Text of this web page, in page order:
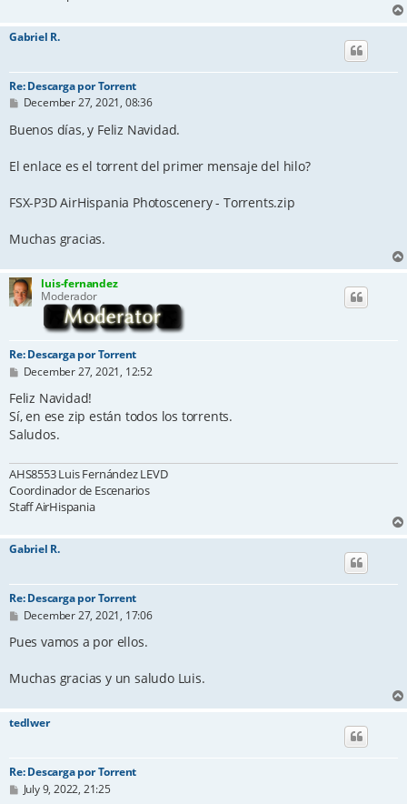
Gabriel R.
Re: Descarga por Torrent
P
s
December 27, 2021, 08:36
Buenos días, y Feliz Navidad.
El enlace es el torrent del primer mensaje del hilo?
FSX-P3D AirHispania Photoscenery - Torrents.zip
Muchas gracias.
luis-fernandez
Moderador
Re: Descarga por Torrent
P
s
t
December 27, 2021, 12:52
Feliz Navidad!
Sí, en ese zip están todos los torrents.
Saludos.
AHS8553 Luis Fernández LEVD
Coordinador de Escenarios
Staff AirHispania
Gabriel R.
Re: Descarga por Torrent
P
s
December 27, 2021, 17:06
Pues vamos a por ellos.
Muchas gracias y un saludo Luis.
tedlwer
Re: Descarga por Torrent
PJuly 9, 2022, 21:25